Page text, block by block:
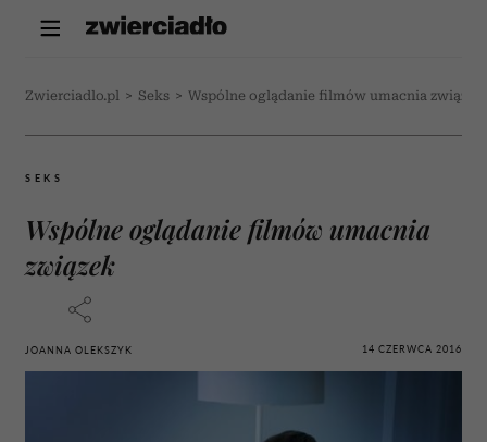
Zwierciadlo.pl > Seks > Wspólne oglądanie filmów umacnia związek
SEKS
Wspólne oglądanie filmów umacnia
związek
JOANNA OLEKSZYK 14 CZERWCA 2016